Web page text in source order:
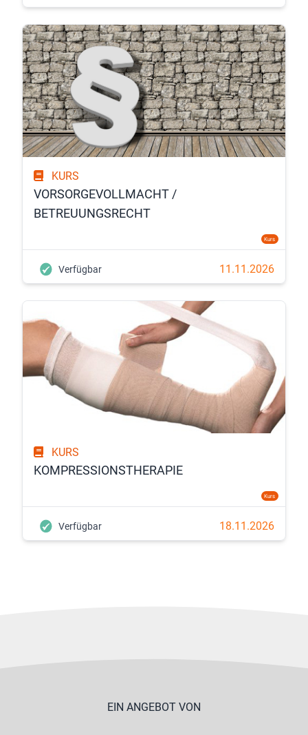
KURS
VORSORGEVOLLMACHT /
BETREUUNGSRECHT
Kurs
Verfügbar 11.11.2026
KURS
KOMPRESSIONSTHERAPIE
Kurs
Verfügbar 18.11.2026
EIN ANGEBOT VON